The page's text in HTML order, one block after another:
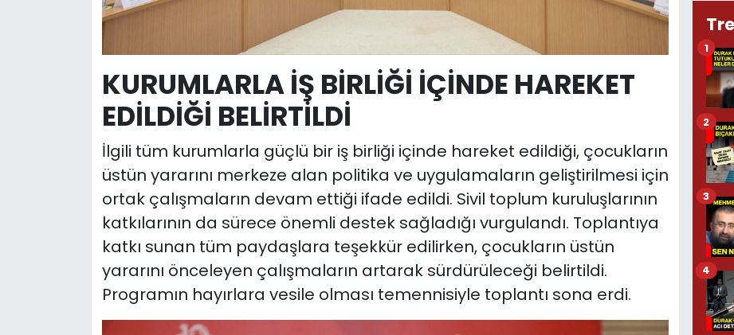
KURUMLARLA İŞ BİRLİĞİ İÇİNDE HAREKET
EDİLDİĞİ BELİRTİLDİ
İlgili tüm kurumlarla güçlü bir iş birliği içinde hareket edildiği, çocukların
üstün yararını merkeze alan politika ve uygulamaların geliştirilmesi için
ortak çalışmaların devam ettiği ifade edildi. Sivil toplum kuruluşlarının
katkılarının da sürece önemli destek sağladığı vurgulandı. Toplantıya
katkı sunan tüm paydaşlara teşekkür edilirken, çocukların üstün
yararını önceleyen çalışmaların artarak sürdürüleceği belirtildi.
Programın hayırlara vesile olması temennisiyle toplantı sona erdi.
1
2
3
4